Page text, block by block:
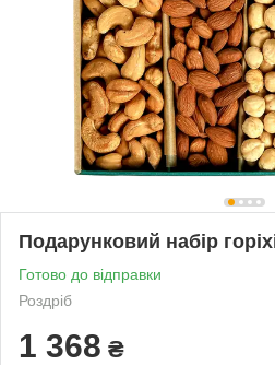
Подарунковий набір
Готово до відправки
Роздріб
1 368 ₴